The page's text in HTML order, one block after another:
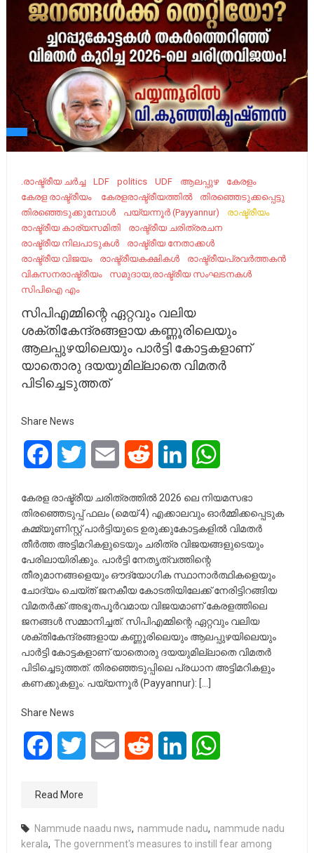
.രാഷ്ട്രീയ ചർച്ച LDF politics UDF ആലപ്പുഴ
കേരളം
കേ​രള രാഷ്ട്രീയം ​
കേരളരാഷ്ട്രീയത്തിൽ
തിരഞ്ഞെടുക്കപ്പെട്ടു
തിരഞ്ഞെടുക്കുമ്പോൾ
പയ്യന്നൂർ (Payyannur)
രാഷ്ട്രീയം
രാഷ്ട്രീയ കാര്യസമിതി
രാഷ്ട്രീയ ചരിത്രരചന
രാഷ്ട്രീയ നിലപാടുകൾ
രാഷ്ട്രീയ നേതാക്കൾ
രാഷ്ട്രീയ വിജയം
രാഷ്ട്രീയകക്ഷികൾ
രാഷ്ട്രീയപ്രവർത്തകൻ
വികസനരാഷ്ട്രീയം
സമുദായ,രാഷ്ട്രീയ സംഘടനകൾ
സിപിഐ എം
സിപിഎമ്മിന്റെ ഏറ്റവും വലിയ
ശക്തികേന്ദ്രങ്ങളായ കണ്ണൂരിലെയും
ആലപ്പുഴയിലെയും പാർട്ടി കോട്ടകളാണ്
യാതൊരു ദയയുമില്ലാതെ വിമതർ
പിടിച്ചെടുത്തത്
Share News
FacebookTwitter Email Reddit LinkedIn
കേരള രാഷ്ട്രീയ ചരിത്രത്തിൽ 2026 ലെ നിയമസഭാ
തിരഞ്ഞെടുപ്പ് ഫലം (മെയ് 4) എക്കാലവും ഓർമ്മിക്കപ്പെടുക
കമ്മ്യൂണിസ്റ്റ് പാർട്ടിയുടെ ഉരുക്കുകോട്ടകളിൽ വിമതർ
തീർത്ത അട്ടിമറികളുടെയും ചരിത്ര വിജയങ്ങളുടെയും
പേരിലായിരിക്കും. പാർട്ടി നേതൃത്വത്തിന്റെ
തീരുമാനങ്ങളെയും ഔദ്യോഗിക സ്ഥാനാർത്ഥികളെയും
ചോദ്യം ചെയ്ത് ജനകീയ കോടതിയിലേക്ക് നേരിട്ടിറങ്ങിയ
വിമതർക്ക് അഭൂതപൂർവമായ വിജയമാണ് കേരളത്തിലെ
ജനങ്ങൾ സമ്മാനിച്ചത്. സിപിഎമ്മിന്റെ ഏറ്റവും വലിയ
ശക്തികേന്ദ്രങ്ങളായ കണ്ണൂരിലെയും ആലപ്പുഴയിലെയും
പാർട്ടി കോട്ടകളാണ് യാതൊരു ദയയുമില്ലാതെ വിമതർ
പിടിച്ചെടുത്തത്. തിരഞ്ഞെടുപ്പിലെ പ്രധാന അട്ടിമറികളും
കണക്കുകളും: പയ്യന്നൂർ (Payyannur): […]
Share News
FacebookTwitter Email Reddit LinkedIn
Read More
Nammude naadu nws, nammude nadu, nammude nadu
kerala, The government's measures to instill fear among